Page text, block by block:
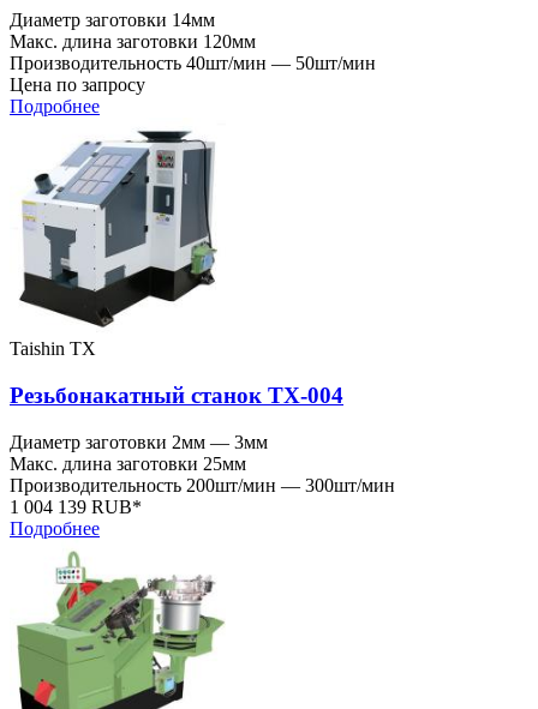
Диаметр заготовки 14мм
Макс. длина заготовки 120мм
Производительность 40шт/мин — 50шт/мин
Цена по запросу
Подробнее
Taishin TX
Резьбонакатный станок TX-004
Диаметр заготовки 2мм — 3мм
Макс. длина заготовки 25мм
Производительность 200шт/мин — 300шт/мин
1 004 139 RUB*
Подробнее